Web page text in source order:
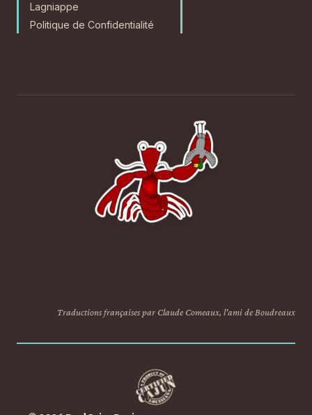
Lagniappe
Politique de Confidentialité
Traductions françaises par Claude Comeaux, l'ami de Boudreaux